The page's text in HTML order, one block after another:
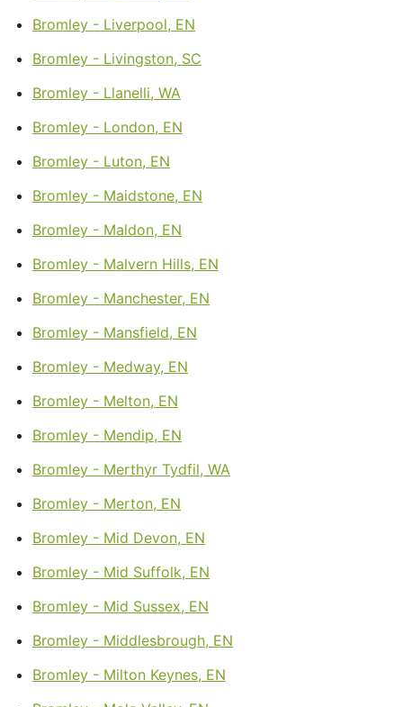
Bromley - Liverpool, EN
Bromley - Livingston, SC
Bromley - Llanelli, WA
Bromley - London, EN
Bromley - Luton, EN
Bromley - Maidstone, EN
Bromley - Maldon, EN
Bromley - Malvern Hills, EN
Bromley - Manchester, EN
Bromley - Mansfield, EN
Bromley - Medway, EN
Bromley - Melton, EN
Bromley - Mendip, EN
Bromley - Merthyr Tydfil, WA
Bromley - Merton, EN
Bromley - Mid Devon, EN
Bromley - Mid Suffolk, EN
Bromley - Mid Sussex, EN
Bromley - Middlesbrough, EN
Bromley - Milton Keynes, EN